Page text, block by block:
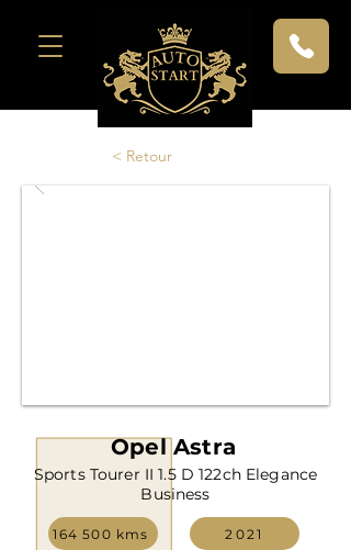
< Retour
Sports Tourer II 1.5 D 122ch Elegance
Business
Opel Astra
2021
164 500 kms